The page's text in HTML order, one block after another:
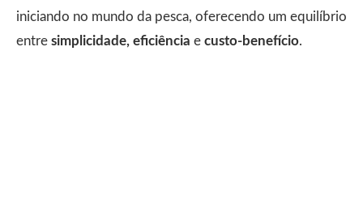
iniciando no mundo da pesca, oferecendo um equilíbrio
entre simplicidade, eficiência e custo-benefício.